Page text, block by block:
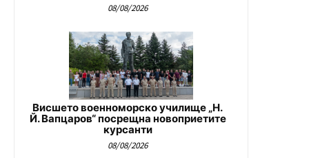
08/08/2026
Висшето военноморско училище „Н.
Й. Вапцаров“ посрещна новоприетите
курсанти
08/08/2026